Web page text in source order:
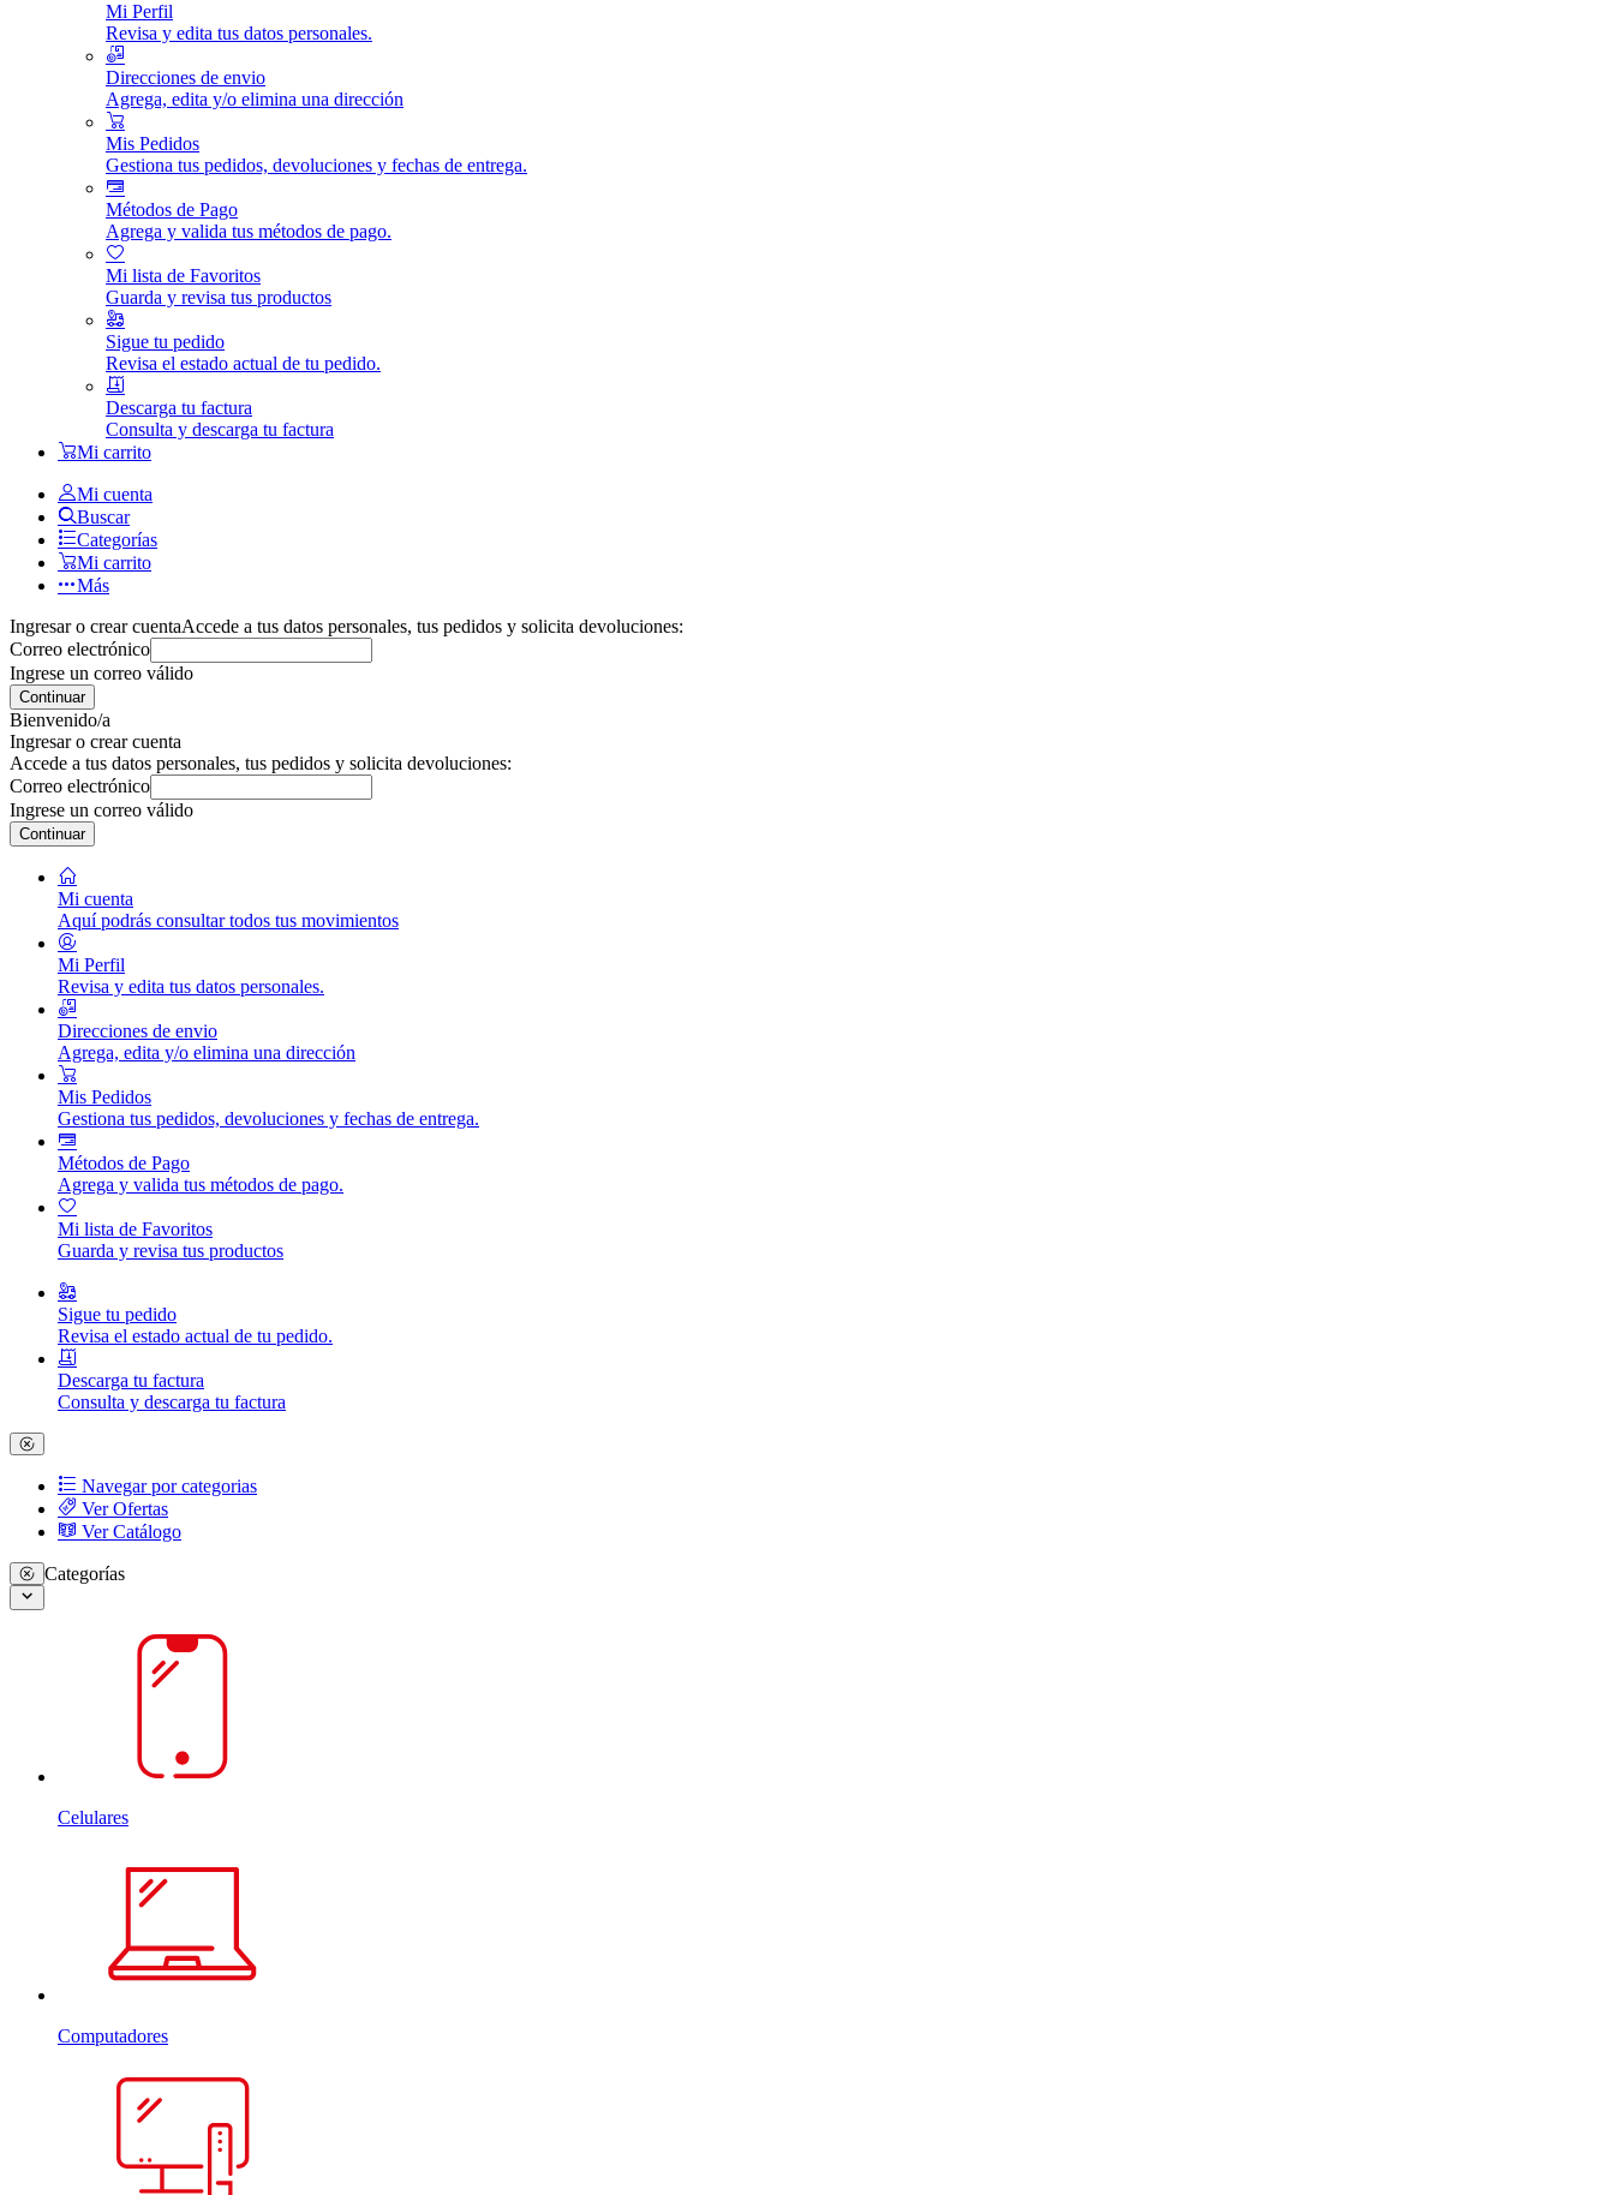
Mi Perfil
Revisa y edita tus datos personales.
Direcciones de envio
Agrega, edita y/o elimina una dirección
Mis Pedidos
Gestiona tus pedidos, devoluciones y fechas de entrega.
Métodos de Pago
Agrega y valida tus métodos de pago.
Mi lista de Favoritos
Guarda y revisa tus productos
Sigue tu pedido
Revisa el estado actual de tu pedido.
Descarga tu factura
Consulta y descarga tu factura
Mi carrito
Mi cuenta
Buscar
Categorías
Mi carrito
Más
Ingresar o crear cuentaAccede a tus datos personales, tus pedidos y solicita devoluciones:
Correo electrónico
Ingrese un correo válido
Continuar
Bienvenido/a
Ingresar o crear cuenta
Accede a tus datos personales, tus pedidos y solicita devoluciones:
Correo electrónico
Ingrese un correo válido
Continuar
Mi cuenta
Aquí podrás consultar todos tus movimientos
Mi Perfil
Revisa y edita tus datos personales.
Direcciones de envio
Agrega, edita y/o elimina una dirección
Mis Pedidos
Gestiona tus pedidos, devoluciones y fechas de entrega.
Métodos de Pago
Agrega y valida tus métodos de pago.
Mi lista de Favoritos
Guarda y revisa tus productos
Sigue tu pedido
Revisa el estado actual de tu pedido.
Descarga tu factura
Consulta y descarga tu factura
Navegar por categorias
Ver Ofertas
Ver Catálogo
Categorías
Celulares
Computadores